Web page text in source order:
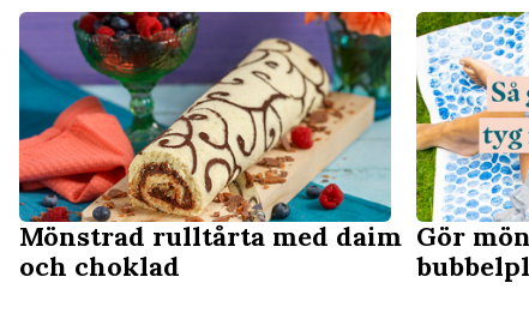
Mönstrad rulltårta med daim
och choklad
Gör